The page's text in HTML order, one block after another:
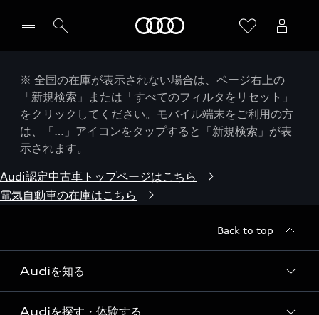
※ 全国の在庫が表示されない場合は、ページ右上の
「新規検索」または「すべてのフィルタをリセット」
をクリックしてください。モバイル端末をご利用の方
は、「…」アイコンをタップすると「新規検索」が表
示されます。
Audi認定中古車トップページはこちら
電気自動車の在庫はこちら
Back to top
Audiを知る
Audiを探す・体験する